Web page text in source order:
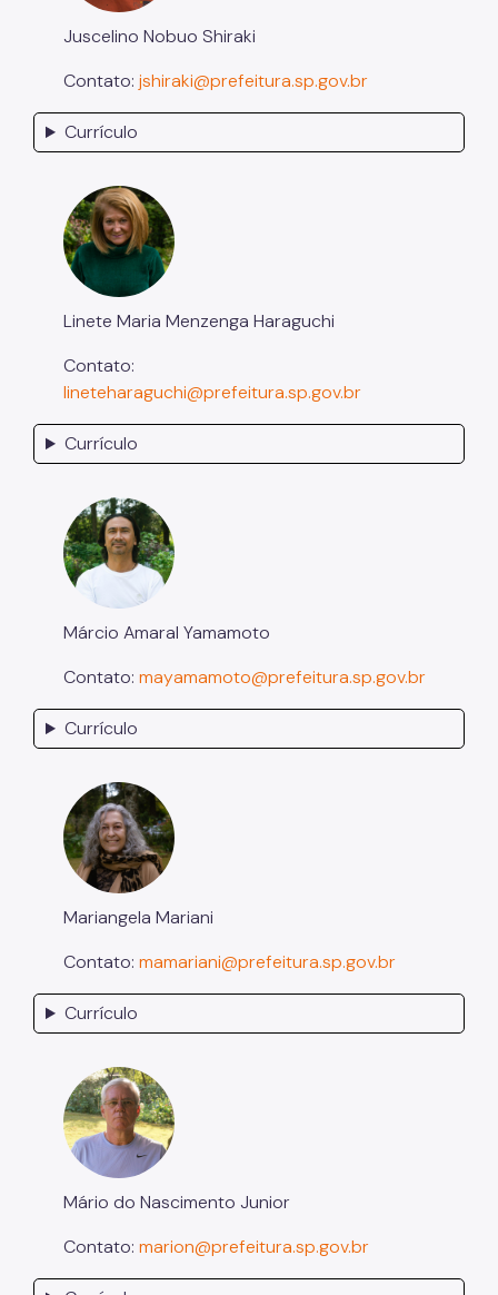
Juscelino Nobuo Shiraki
Contato: jshiraki@prefeitura.sp.gov.br
Currículo
Linete Maria Menzenga Haraguchi
Contato:
lineteharaguchi@prefeitura.sp.gov.br
Currículo
Márcio Amaral Yamamoto
Contato: mayamamoto@prefeitura.sp.gov.br
Currículo
Mariangela Mariani
Contato: mamariani@prefeitura.sp.gov.br
Currículo
Mário do Nascimento Junior
Contato: marion@prefeitura.sp.gov.br